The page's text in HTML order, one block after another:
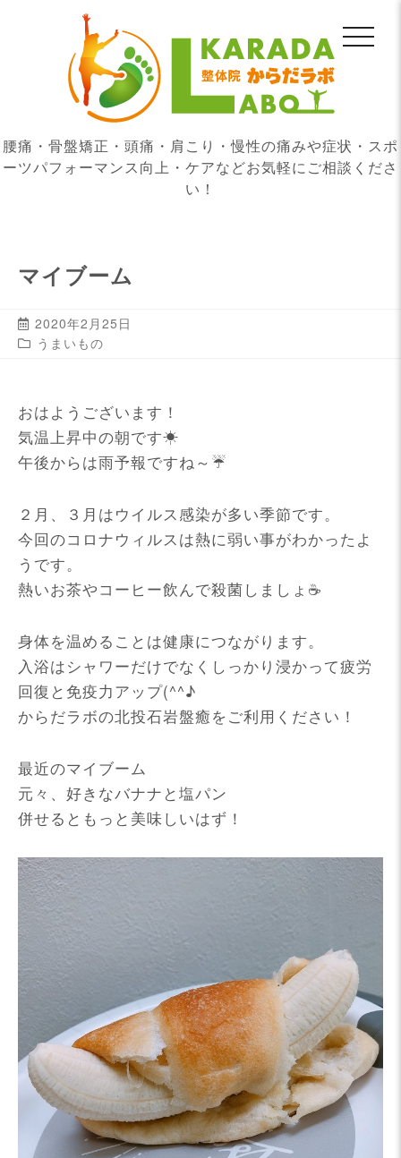
腰痛・骨盤矯正・頭痛・肩こり・慢性の痛みや症状・スポ
ーツパフォーマンス向上・ケアなどお気軽にご相談くださ
い！
マイブーム
2020年2月25日
うまいもの
おはようございます！
気温上昇中の朝です☀
午後からは雨予報ですね～☔
２月、３月はウイルス感染が多い季節です。
今回のコロナウィルスは熱に弱い事がわかったよ
うです。
熱いお茶やコーヒー飲んで殺菌しましょ☕
身体を温めることは健康につながります。
入浴はシャワーだけでなくしっかり浸かって疲労
回復と免疫力アップ(^^♪
からだラボの北投石岩盤癒をご利用ください！
最近のマイブーム
元々、好きなバナナと塩パン
併せるともっと美味しいはず！